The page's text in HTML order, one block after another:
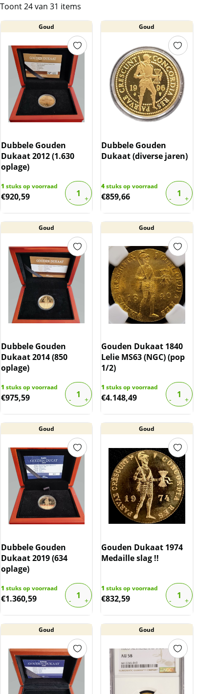
Toont 24 van 31 items
Goud
Dubbele Gouden
Dukaat 2012 (1.630
oplage)
1 stuks op voorraad
€920,59
Goud
Dubbele Gouden
Dukaat (diverse jaren)
4stuks op voorraad
€859,66
Goud
Dubbele Gouden
Dukaat 2014 (850
oplage)
1 stuks op voorraad
€975,59
Goud
Gouden Dukaat 1840
Lelie MS63 (NGC) (pop
1/2)
1 stuks op voorraad
€4.148,49
Goud
Dubbele Gouden
Dukaat 2019 (634
oplage)
1 stuks op voorraad
€1.360,59
Goud
Gouden Dukaat 1974
Medaille slag !!
1 stuks op voorraad
€832,59
Goud Goud